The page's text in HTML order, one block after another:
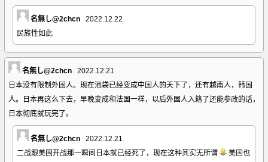
名無し@2chcn
2022.12.22
民族性如此
名無し@2chcn
2022.12.21
日本没有限制外国人。现在池袋已经变成中国人的天下了，还有越南人，韩国
人。日本再这么下去，早晚变成和法国一样，以后外国人入籍了还能参政的话，
日本彻底就玩完了。
名無し@2chcn
2022.12.21
二战跟美国开战那一瞬间日本就已经死了，现在这种其实无所谓
美国也